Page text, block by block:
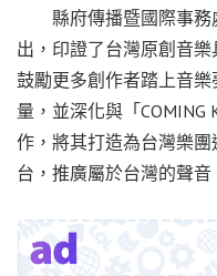
縣府傳播暨國際事務
出，印證了台灣原創音樂
鼓勵更多創作者踏上音
量，並深化與「COMING
作，將其打造為台灣樂
台，推廣屬於台灣的聲音